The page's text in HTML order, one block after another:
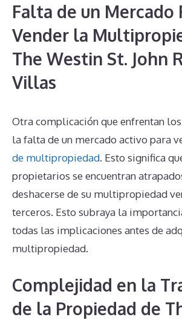
Falta de un Mercado
Vender la
The Westin St. John
Villas
Otra complicación que enfrentan
la falta de un mercado activo para
de multipropiedad. Esto significa
propietarios se encuentran
deshacerse de su multipropiedad
terceros. Esto subraya la
todas las implicaciones antes de
multipropiedad.
Complejidad en la
de la Propiedad de